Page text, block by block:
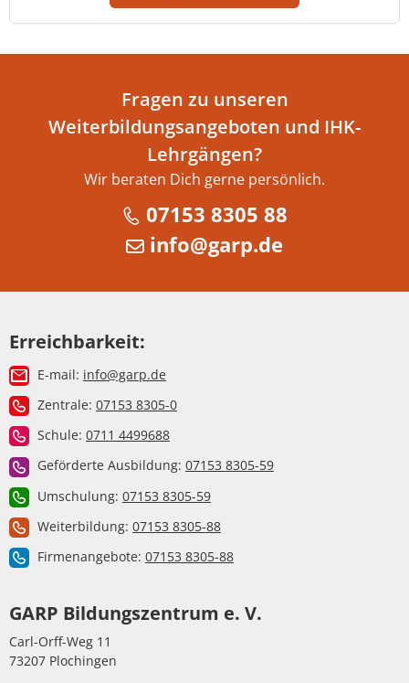
Fragen zu unseren
Weiterbildungsangeboten und IHK-
Lehrgängen?
Wir beraten Dich gerne persönlich.
07153 8305 88
info@garp.de
Erreichbarkeit:
E-mail: info@garp.de
Zentrale: 07153 8305-0
Schule: 0711 4499688
Geförderte Ausbildung: 07153 8305-59
Umschulung: 07153 8305-59
Weiterbildung: 07153 8305-88
Firmenangebote: 07153 8305-88
GARP Bildungszentrum e. V.
Carl-Orff-Weg 11
73207 Plochingen